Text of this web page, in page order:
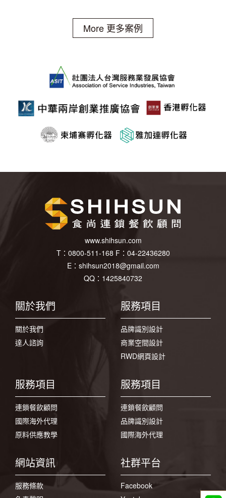
More 更多案例
www.shihsun.com
T： 0800-511-168 F： 04-22436280
E： shihsun2018@gmail.com
QQ：1425840732
關於我們
關於我們
達人諮詢
服務項目
品牌識別設計
商業空間設計
RWD網頁設計
服務項目
連鎖餐飲顧問
國際海外代理
原料供應教學
服務項目
連鎖餐飲顧問
品牌識別設計
國際海外代理
網站資訊
服務條款
社群平台
Facebook